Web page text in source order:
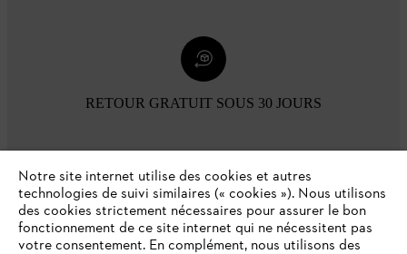
RETOUR GRATUIT SOUS 30 JOURS
Notre site internet utilise des cookies et autres
technologies de suivi similaires (« cookies »). Nous utilisons
des cookies strictement nécessaires pour assurer le bon
fonctionnement de ce site internet qui ne nécessitent pas
votre consentement. En complément, nous utilisons des